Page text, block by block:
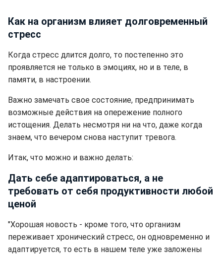
Как на организм влияет долговременный
стресс
Когда стресс длится долго, то постепенно это
проявляется не только в эмоциях, но и в теле, в
памяти, в настроении.
Важно замечать свое состояние, предпринимать
возможные действия на опережение полного
истощения. Делать несмотря ни на что, даже когда
знаем, что вечером снова наступит тревога.
Итак, что можно и важно делать:
Дать себе адаптироваться, а не
требовать от себя продуктивности любой
ценой
"Хорошая новость - кроме того, что организм
переживает хронический стресс, он одновременно и
адаптируется, то есть в нашем теле уже заложены